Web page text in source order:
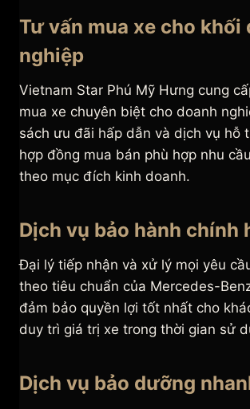
Tư vấn mua xe cho khối
nghiệp
Vietnam Star Phú Mỹ Hưng cung
mua xe chuyên biệt cho doanh
sách ưu đãi hấp dẫn và dịch vụ hỗ
hợp đồng mua bán phù hợp nhu
theo mục đích kinh doanh.
Dịch vụ bảo hành chính
Đại lý tiếp nhận và xử lý mọi yêu
theo tiêu chuẩn của Mercedes-
đảm bảo quyền lợi tốt nhất cho
duy trì giá trị xe trong thời gian sử
Dịch vụ bảo dưỡng